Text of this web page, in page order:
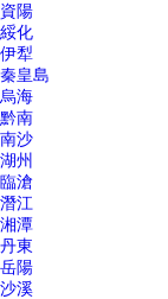
資陽
綏化
伊犁
秦皇島
烏海
黔南
南沙
湖州
臨滄
潛江
湘潭
丹東
岳陽
沙溪